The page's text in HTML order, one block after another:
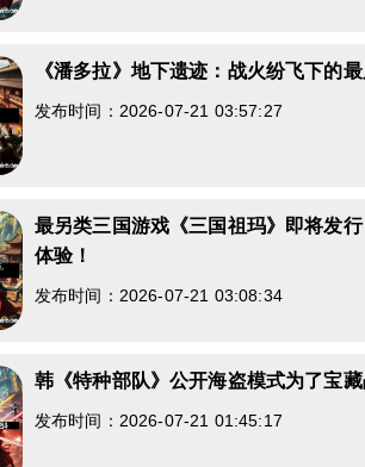
《潘多拉》地下遗迹：战火纷飞下的
发布时间：2026-07-21 03:57:27
最另类三国游戏《三国祖玛》即将发
体验！
发布时间：2026-07-21 03:08:34
韩《特种部队》公开海盗模式为了宝
发布时间：2026-07-21 01:45:17